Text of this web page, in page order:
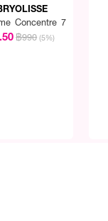
Concentre 7
฿990 (5%)